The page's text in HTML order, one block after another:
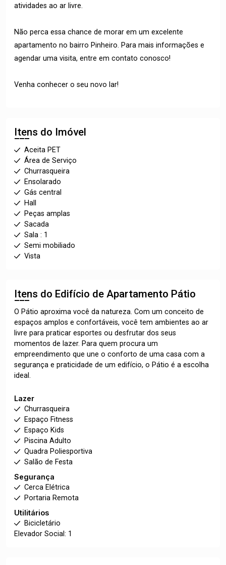
atividades ao ar livre.
Não perca essa chance de morar em um excelente
apartamento no bairro Pinheiro. Para mais informações e
agendar uma visita, entre em contato conosco!
Venha conhecer o seu novo lar!
Itens do Imóvel
Aceita PET
Área de Serviço
Churrasqueira
Ensolarado
Gás central
Hall
Peças amplas
Sacada
Sala : 1
Semi mobiliado
Vista
Itens do Edifício de Apartamento Pátio
O Pátio aproxima você da natureza. Com um conceito de
espaços amplos e confortáveis, você tem ambientes ao ar
livre para praticar esportes ou desfrutar dos seus
momentos de lazer. Para quem procura um
empreendimento que une o conforto de uma casa com a
segurança e praticidade de um edifício, o Pátio é a escolha
ideal.
Lazer
Churrasqueira
Espaço Fitness
Espaço Kids
Piscina Adulto
Quadra Poliesportiva
Salão de Festa
Segurança
Cerca Elétrica
Portaria Remota
Utilitários
Bicicletário
Elevador Social: 1